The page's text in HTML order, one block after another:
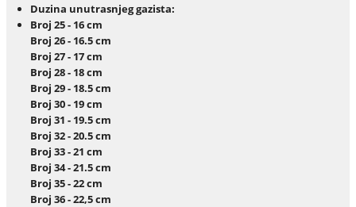
Duzina unutrasnjeg gazista:
Broj 25 - 16 cm
Broj 26 - 16.5 cm
Broj 27 - 17 cm
Broj 28 - 18 cm
Broj 29 - 18.5 cm
Broj 30 - 19 cm
Broj 31 - 19.5 cm
Broj 32 - 20.5 cm
Broj 33 - 21 cm
Broj 34 - 21.5 cm
Broj 35 - 22 cm
Broj 36 - 22,5 cm